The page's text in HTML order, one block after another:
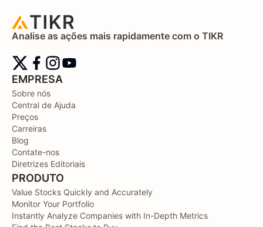
Analise as ações mais rapidamente com o TIKR
EMPRESA
Sobre nós
Central de Ajuda
Preços
Carreiras
Blog
Contate-nos
Diretrizes Editoriais
PRODUTO
Value Stocks Quickly and Accurately
Monitor Your Portfolio
Instantly Analyze Companies with In-Depth Metrics